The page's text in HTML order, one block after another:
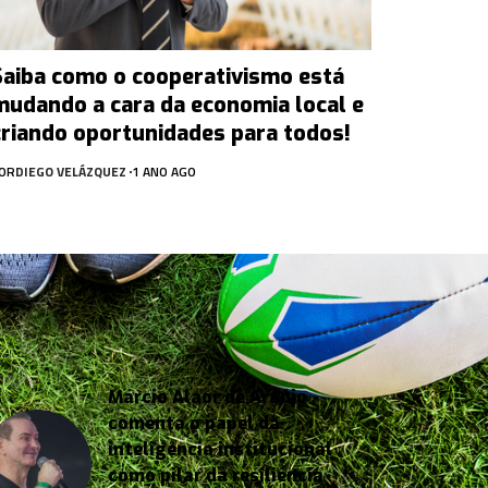
como o cooperativismo está
a cara da economia local e
oportunidades para todos!
DIEGO VELÁZQUEZ 1 ANO AGO
Márcio Alaor de Araújo
comenta o papel da
inteligência institucional
como pilar da resiliência